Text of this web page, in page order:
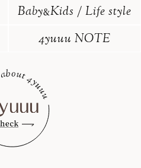
Baby&Kids / Life style
4yuuu NOTE